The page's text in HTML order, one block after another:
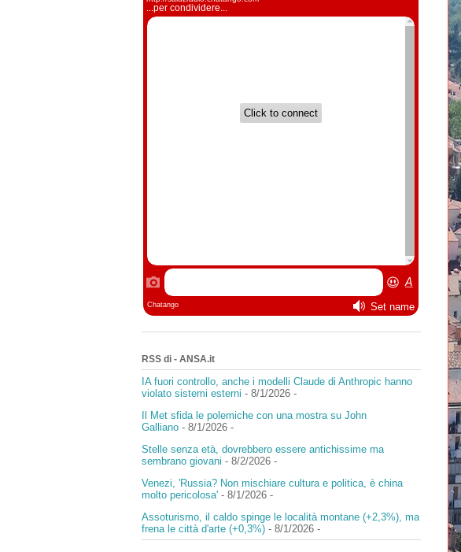
RSS di - ANSA.it
IA fuori controllo, anche i modelli Claude di Anthropic hanno
violato sistemi esterni - 8/1/2026-
Il Met sfida le polemiche con una mostra su John
Galliano- 8/1/2026-
Stelle senza età, dovrebbero essere antichissime ma
sembrano giovani - 8/2/2026-
Venezi, 'Russia? Non mischiare cultura e politica, è china
molto pericolosa'- 8/1/2026-
Assoturismo, il caldo spinge le località montane (+2,3%), ma
frena le città d'arte (+0,3%)- 8/1/2026-